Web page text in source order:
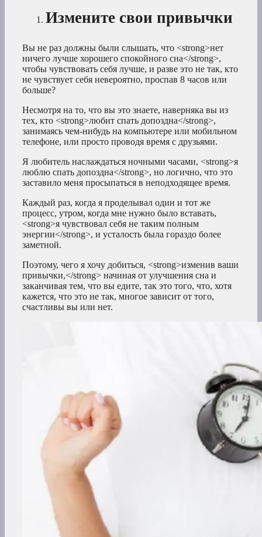
Измените свои привычки
Вы не раз должны были слышать, что <strong>нет
ничего лучше хорошего спокойного сна</strong>,
чтобы чувствовать себя лучше, и разве это не так, кто
не чувствует себя невероятно, проспав 8 часов или
больше?
Несмотря на то, что вы это знаете, наверняка вы из
тех, кто <strong>любит спать допоздна</strong>,
занимаясь чем-нибудь на компьютере или мобильном
телефоне, или просто проводя время с друзьями.
Я любитель наслаждаться ночными часами, <strong>я
люблю спать допоздна</strong>, но логично, что это
заставило меня просыпаться в неподходящее время.
Каждый раз, когда я проделывал один и тот же
процесс, утром, когда мне нужно было вставать,
<strong>я чувствовал себя не таким полным
энергии</strong>, и усталость была гораздо более
заметной.
Поэтому, чего я хочу добиться, <strong>изменив ваши
привычки,</strong> начиная от улучшения сна и
заканчивая тем, что вы едите, так это того, что, хотя
кажется, что это не так, многое зависит от того,
счастливы вы или нет.